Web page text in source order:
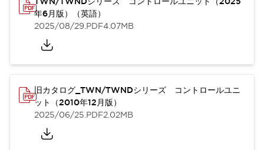
年6月版）（英語）
2025/08/29.PDF4.07MB
旧カタログ_TWN/TWNDシリーズ コントロールユニ
ット（2010年12月版）
2025/06/25.PDF2.02MB